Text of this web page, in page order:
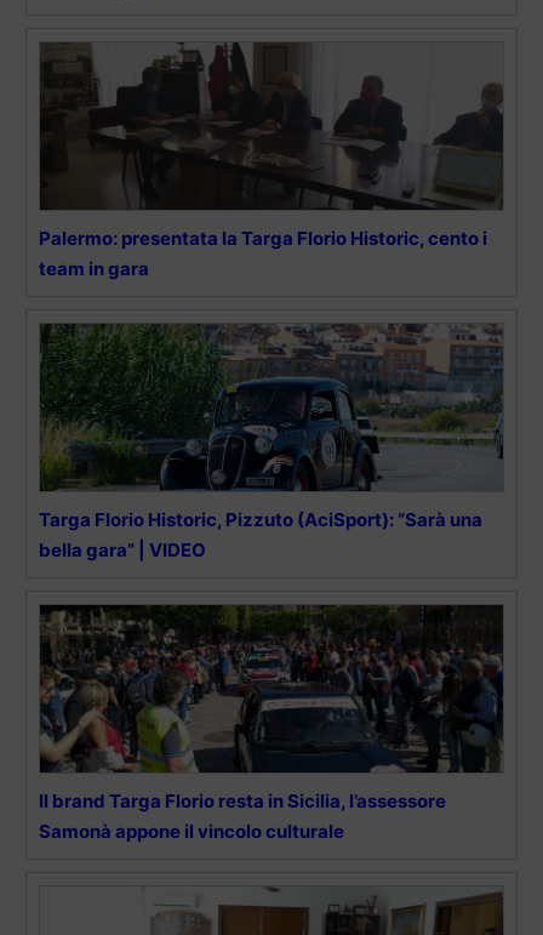
Palermo: presentata la Targa Florio Historic, cento i
team in gara
Targa Florio Historic, Pizzuto (AciSport): “Sarà una
bella gara” | VIDEO
Il brand Targa Florio resta in Sicilia, l’assessore
Samonà appone il vincolo culturale